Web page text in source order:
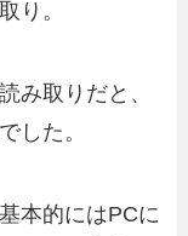
り。
み取りだと、
した。
本的にはPCに